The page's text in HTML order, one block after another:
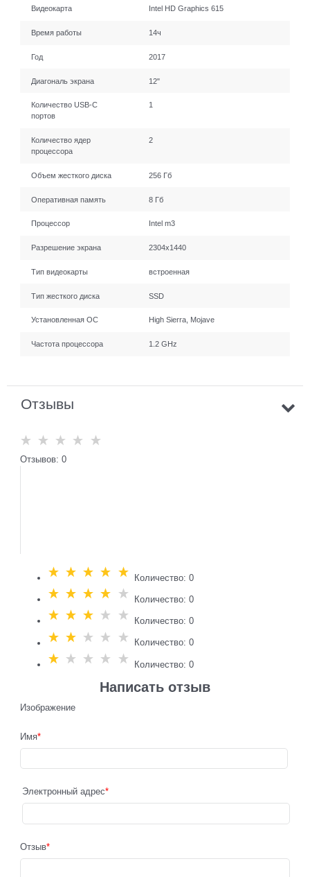
Видеокарта Intel HD Graphics 615
Время работы 14ч
Год 2017
Диагональ экрана 12"
Количество USB-C
портов
1
Количество ядер
процессора
2
Объем жесткого диска 256 Гб
Оперативная память 8 Гб
Процессор Intel m3
Разрешение экрана 2304x1440
Тип видеокарты встроенная
Тип жесткого диска SSD
Установленная ОС High Sierra, Mojave
Частота процессора 1.2 GHz
Отзывы
Отзывов: 0
Количество: 0
Количество: 0
Количество: 0
Количество: 0
Количество: 0
Написать отзыв
Изображение
Имя
Электронный адрес
Отзыв